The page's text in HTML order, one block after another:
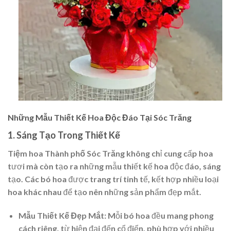
Những Mẫu Thiết Kế Hoa Độc Đáo Tại Sóc Trăng
1. Sáng Tạo Trong Thiết Kế
Tiệm hoa Thành phố Sóc Trăng không chỉ cung cấp hoa
tươi mà còn tạo ra những mẫu thiết kế hoa độc đáo, sáng
tạo. Các bó hoa được trang trí tinh tế, kết hợp nhiều loại
hoa khác nhau để tạo nên những sản phẩm đẹp mắt.
Mẫu Thiết Kế Đẹp Mắt:Mỗi bó hoa đều mang phong
cách riêng, từ hiện đại đến cổ điển, phù hợp với nhiều